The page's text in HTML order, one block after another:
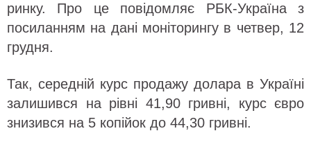
ринку. Про це повідомляє РБК-Україна з
посиланням на дані моніторингу в четвер, 12
грудня.
Так, середній курс продажу долара в Україні
залишився на рівні 41,90 гривні, курс євро
знизився на 5 копійок до 44,30 гривні.